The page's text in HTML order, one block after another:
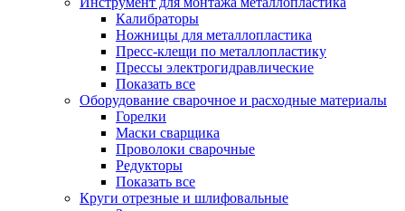
Калибраторы
Ножницы для металлопластика
Пресс-клещи по металлопластику
Прессы электрогидравлические
Показать все
Оборудование сварочное и расходные материалы
Горелки
Маски сварщика
Проволоки сварочные
Редукторы
Показать все
Круги отрезные и шлифовальные